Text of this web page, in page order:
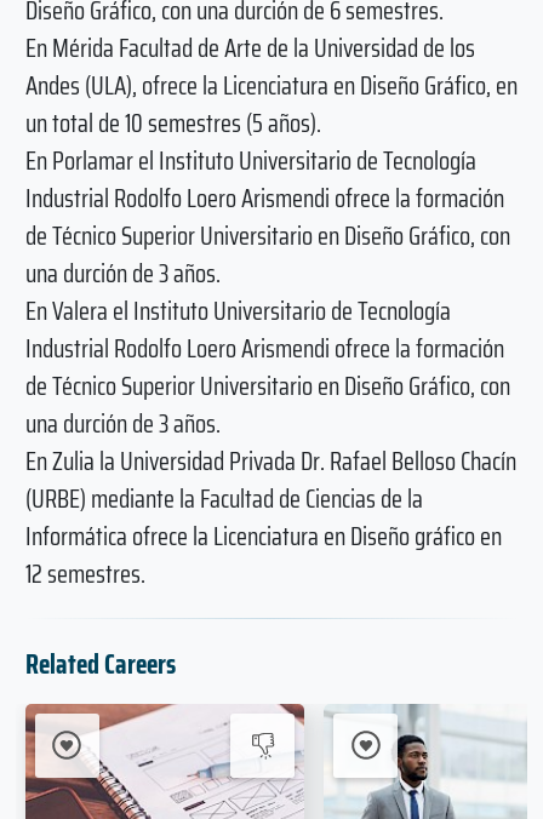
Diseño Gráfico, con una durción de 6 semestres.
En Mérida Facultad de Arte de la Universidad de los
Andes (ULA), ofrece la Licenciatura en Diseño Gráfico, en
un total de 10 semestres (5 años).
En Porlamar el Instituto Universitario de Tecnología
Industrial Rodolfo Loero Arismendi ofrece la formación
de Técnico Superior Universitario en Diseño Gráfico, con
una durción de 3 años.
En Valera el Instituto Universitario de Tecnología
Industrial Rodolfo Loero Arismendi ofrece la formación
de Técnico Superior Universitario en Diseño Gráfico, con
una durción de 3 años.
En Zulia la Universidad Privada Dr. Rafael Belloso Chacín
(URBE) mediante la Facultad de Ciencias de la
Informática ofrece la Licenciatura en Diseño gráfico en
12 semestres.
Related Careers